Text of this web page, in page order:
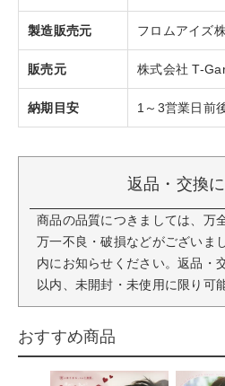
製造販売元 フロムアイズ
販売元 株式会社 T-
納期目安 1～3営業日前
返品・交換
商品の品質につきましては、万
万一不良・破損などがございま
内にお知らせください。返品・
以内、未開封・未使用に限り可
おすすめ商品